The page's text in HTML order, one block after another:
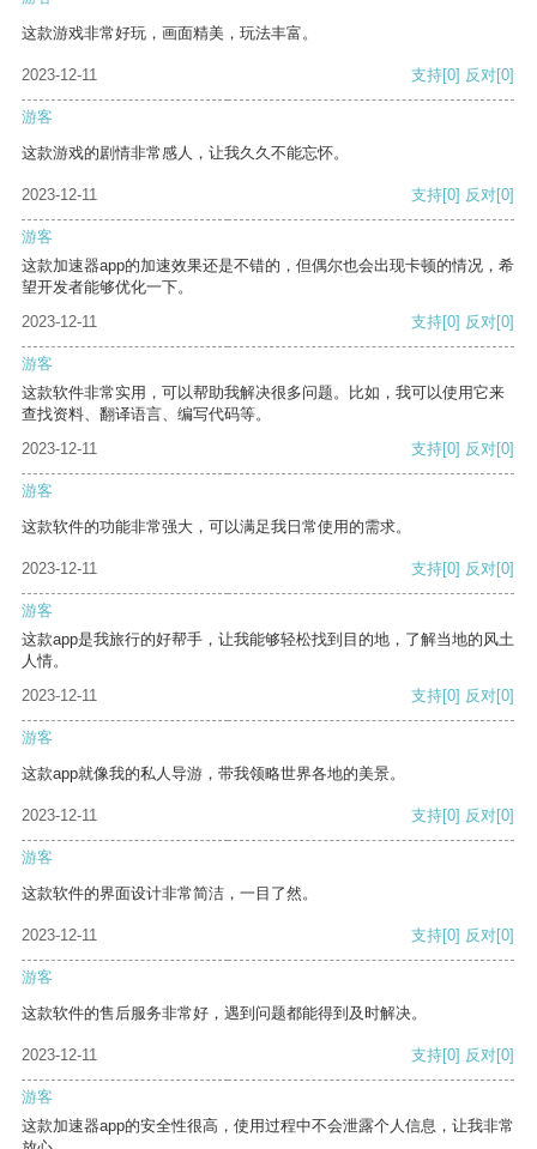
这款游戏非常好玩，画面精美，玩法丰富。
2023-12-11 支持[0] 反对[0]
游客
这款游戏的剧情非常感人，让我久久不能忘怀。
2023-12-11 支持[0] 反对[0]
游客
这款加速器app的加速效果还是不错的，但偶尔也会出现卡顿的情况，希
望开发者能够优化一下。
2023-12-11
支持[0] 反对[0]
游客
这款软件非常实用，可以帮助我解决很多问题。比如，我可以使用它来
查找资料、翻译语言、编写代码等。
2023-12-11
支持[0] 反对[0]
游客
这款软件的功能非常强大，可以满足我日常使用的需求。
2023-12-11 支持[0] 反对[0]
游客
这款app是我旅行的好帮手，让我能够轻松找到目的地，了解当地的风土
人情。
2023-12-11
支持[0] 反对[0]
游客
这款app就像我的私人导游，带我领略世界各地的美景。
2023-12-11 支持[0] 反对[0]
游客
这款软件的界面设计非常简洁，一目了然。
2023-12-11 支持[0] 反对[0]
游客
这款软件的售后服务非常好，遇到问题都能得到及时解决。
2023-12-11 支持[0] 反对[0]
游客
这款加速器app的安全性很高，使用过程中不会泄露个人信息，让我非常